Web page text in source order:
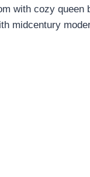
with cozy queen
midcentury